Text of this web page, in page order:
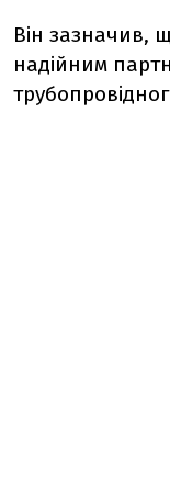
Він зазначив,
надійним